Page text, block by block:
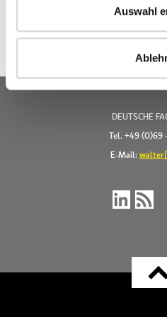
Auswahl
DEUTSCHE
Tel. +49 (0)69
E-Mail: